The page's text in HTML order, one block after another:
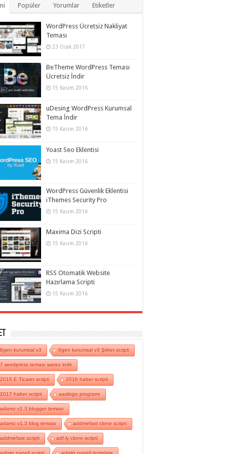
Popüler Yorumlar Etiketler
WordPress Ücretsiz Nakliyat
Teması
23 Ocak 2017
BeTheme WordPress Teması
Ücretsiz İndir
15 Kasım 2016
uDesing WordPress Kurumsal
Tema İndir
15 Kasım 2016
Yoast Seo Eklentisi
15 Kasım 2016
WordPress Güvenlik Eklentisi
iThemes Security Pro
15 Kasım 2016
Maxima Dizi Scripti
15 Kasım 2016
RSS Otomatik Website
Hazırlama Scripti
15 Kasım 2016
6gen kurumsal v3 6gen kurumsal v3 Şirket scripti
7 wordpress teması warez indir
2015 E Ticaret scripti 2016 haber scripti
2017 haber scripti aaalogo programı
adamz v1.3 blogger teması
adamz v1.3 blog teması addmefast clone scripti
addmefast scripti adf.ly clone scripti
admin paneli scripti admin paneli template